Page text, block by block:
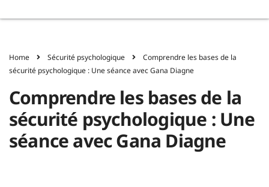
Home Sécurité psychologique
Comprendre les bases de la
sécurité psychologique : Une séance avec Gana Diagne
Comprendre les bases de la
sécurité psychologique : Une
séance avec Gana Diagne